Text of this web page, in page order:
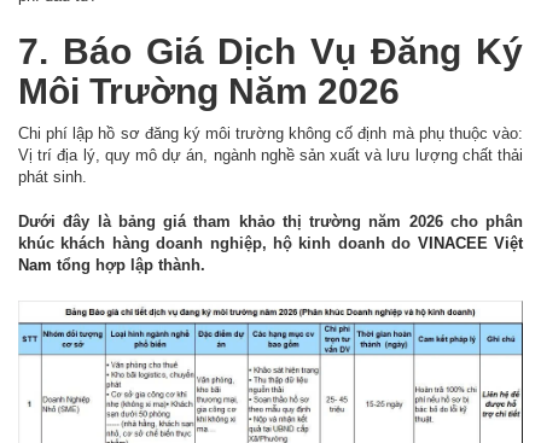
7. Báo Giá Dịch Vụ Đăng Ký
Môi Trường Năm 2026
Chi phí lập hồ sơ đăng ký môi trường không cố định mà phụ thuộc vào:
Vị trí địa lý, quy mô dự án, ngành nghề sản xuất và lưu lượng chất thải
phát sinh.
Dưới đây là bảng giá tham khảo thị trường năm 2026 cho phân
khúc khách hàng doanh nghiệp, hộ kinh doanh do VINACEE Việt
Nam tổng hợp lập thành.